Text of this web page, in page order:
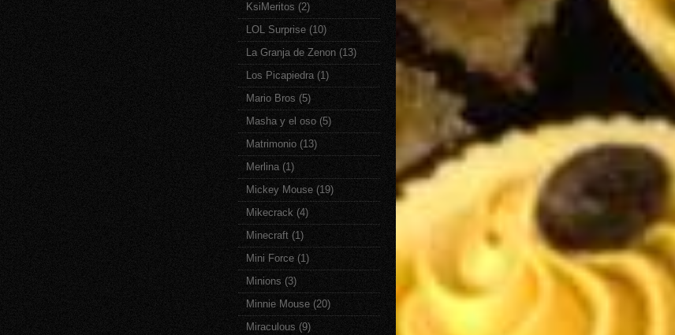
KsiMeritos (2)
LOL Surprise (10)
La Granja de Zenon (13)
Los Picapiedra (1)
Mario Bros (5)
Masha y el oso (5)
Matrimonio (13)
Merlina (1)
Mickey Mouse (19)
Mikecrack (4)
Minecraft (1)
Mini Force (1)
Minions (3)
Minnie Mouse (20)
Miraculous (9)